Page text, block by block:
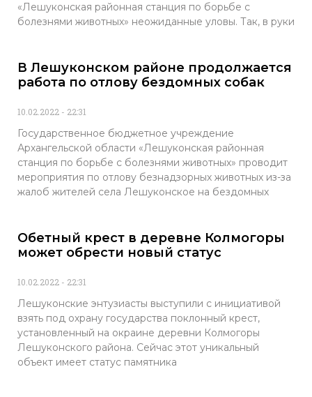
«Лешуконская районная станция по борьбе с
болезнями животных» неожиданные уловы. Так, в руки
В Лешуконском районе продолжается
работа по отлову бездомных собак
10.02.2022 22:31
Государственное бюджетное учреждение
Архангельской области «Лешуконская районная
станция по борьбе с болезнями животных» проводит
мероприятия по отлову безнадзорных животных из-за
жалоб жителей села Лешуконское на бездомных
Обетный крест в деревне Колмогоры
может обрести новый статус
10.02.2022 22:31
Лешуконские энтузиасты выступили с инициативой
взять под охрану государства поклонный крест,
установленный на окраине деревни Колмогоры
Лешуконского района. Сейчас этот уникальный
объект имеет статус памятника